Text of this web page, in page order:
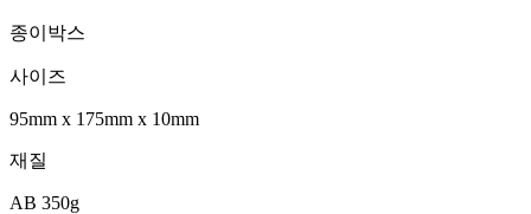
종이박스
사이즈
95mm x 175mm x 10mm
재질
AB 350g